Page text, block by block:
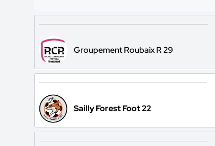
Groupement Roubaix R 29
Sailly Forest Foot 22